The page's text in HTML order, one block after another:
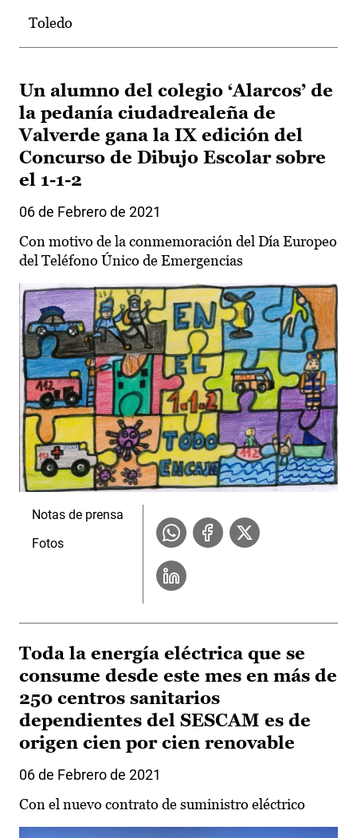
Toledo
Un alumno del colegio ‘Alarcos’ de
la pedanía ciudadrealeña de
Valverde gana la IX edición del
Concurso de Dibujo Escolar sobre
el 1-1-2
06 de Febrero de 2021
Con motivo de la conmemoración del Día Europeo
del Teléfono Único de Emergencias
Notas de prensa
Fotos
Toda la energía eléctrica que se
consume desde este mes en más de
250 centros sanitarios
dependientes del SESCAM es de
origen cien por cien renovable
06 de Febrero de 2021
Con el nuevo contrato de suministro eléctrico